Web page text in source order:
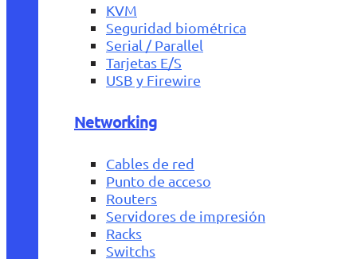
KVM
Seguridad biométrica
Serial / Parallel
Tarjetas E/S
USB y Firewire
Networking
Cables de red
Punto de acceso
Routers
Servidores de impresión
Racks
Switchs